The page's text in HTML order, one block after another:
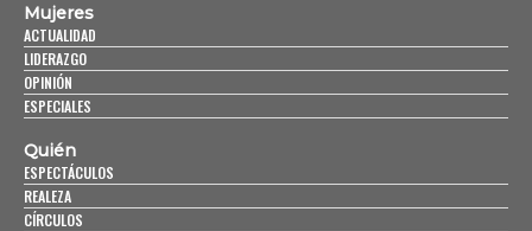
Mujeres
ACTUALIDAD
LIDERAZGO
OPINIÓN
ESPECIALES
Quién
ESPECTÁCULOS
REALEZA
CÍRCULOS